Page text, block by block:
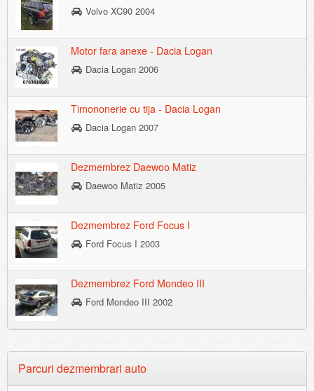
Volvo XC90 2004
Motor fara anexe - Dacia Logan
Dacia Logan 2006
Timononerie cu tija - Dacia Logan
Dacia Logan 2007
Dezmembrez Daewoo Matiz
Daewoo Matiz 2005
Dezmembrez Ford Focus I
Ford Focus I 2003
Dezmembrez Ford Mondeo III
Ford Mondeo III 2002
Parcuri dezmembrari auto